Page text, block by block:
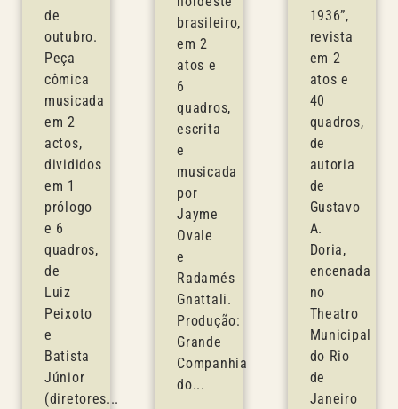
de
outubro.
Peça
cômica
musicada
em 2
actos,
divididos
em 1
prólogo
e 6
quadros,
de
Luiz
Peixoto
e
Batista
Júnior
(diretores...
brasileiro,
em 2
atos e
6
quadros,
escrita
e
musicada
por
Jayme
Ovale
e
Radamés
Gnattali.
Produção:
Grande
Companhia
do...
1936”,
revista
em 2
atos e
40
quadros,
de
autoria
de
Gustavo
A.
Doria,
encenada
no
Theatro
Municipal
do Rio
de
Janeiro